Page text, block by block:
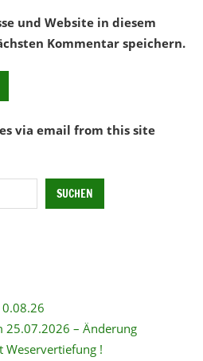
und Website in diesem
Kommentar speichern.
via email from this site
SUCHEN
25.07.2026 – Änderung
Weservertiefung !